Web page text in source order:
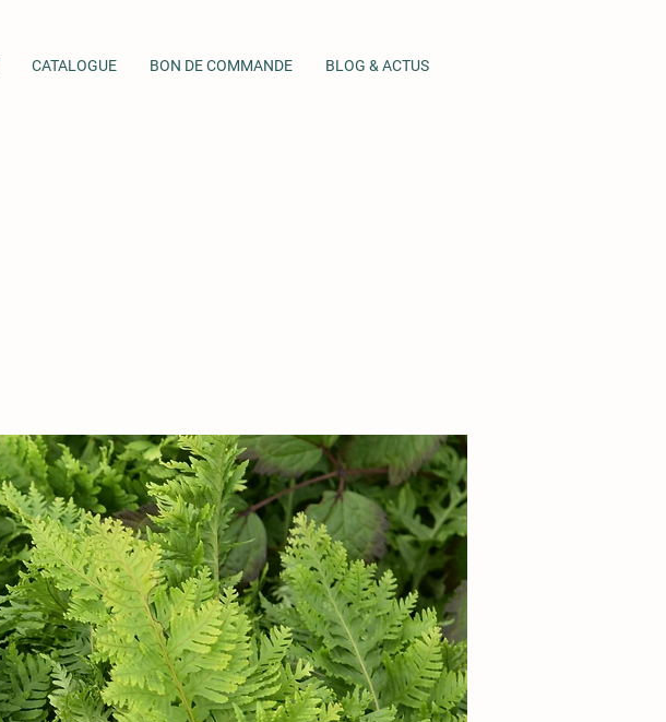
CATALOGUE BON DE COMMANDE BLOG & ACTUS